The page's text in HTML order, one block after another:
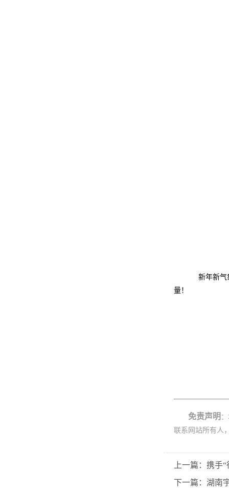
新年新气
量！
免责声明
联系网站所有人
上一篇：携手
下一篇：湖南